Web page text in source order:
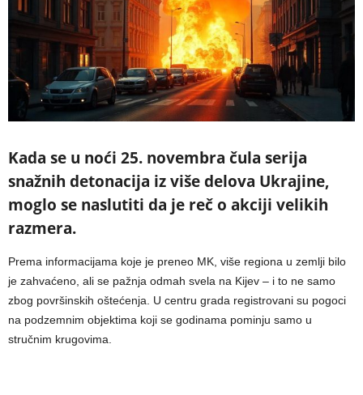
Kada se u noći 25. novembra čula serija
snažnih detonacija iz više delova Ukrajine,
moglo se naslutiti da je reč o akciji velikih
razmera.
Prema informacijama koje je preneo MK, više regiona u zemlji bilo
je zahvaćeno, ali se pažnja odmah svela na Kijev – i to ne samo
zbog površinskih oštećenja. U centru grada registrovani su pogoci
na podzemnim objektima koji se godinama pominju samo u
stručnim krugovima.